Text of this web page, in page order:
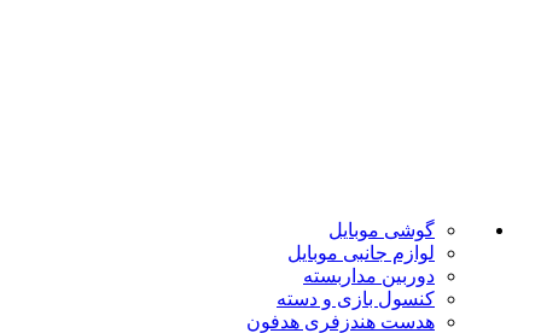
گوشی موبایل
لوازم جانبی موبایل
دوربین مداربسته
کنسول بازی و دسته
هدست هندزفری هدفون